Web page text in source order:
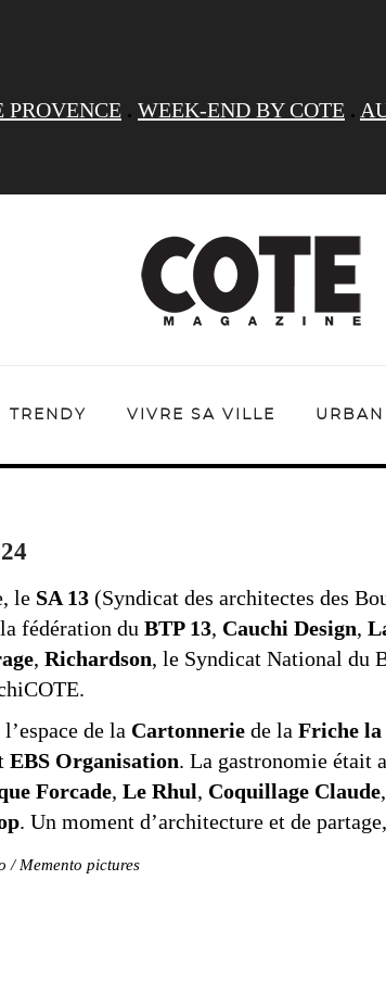
. WEEK-END BY COTE .
TRENDY VIVRE SA VILLE
le SA 13 (Syndicat des architectes des
fédération du BTP 13, Cauchi Design,
, Richardson, le Syndicat National du
de la Cartonnerie de la Friche la
EBS Organisation. La gastronomie était
Forcade, Le Rhul, Coquillage Claude,
. Un moment d’architecture et de
/ Memento pictures